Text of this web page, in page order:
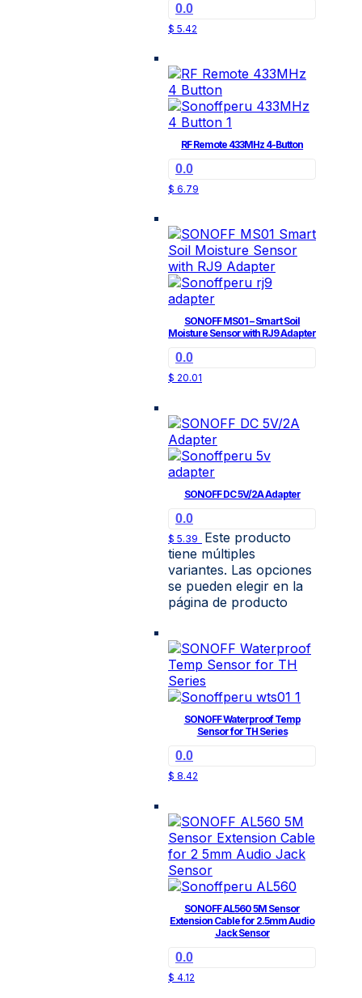
0.0
$ 5.42
RF Remote 433MHz 4-Button
0.0
$ 6.79
SONOFF MS01 – Smart Soil
Moisture Sensor with RJ9 Adapter
0.0
$ 20.01
SONOFF DC 5V/2A Adapter
0.0
$ 5.39
Este producto
tiene múltiples
variantes. Las opciones
se pueden elegir en la
página de producto
SONOFF Waterproof Temp
Sensor for TH Series
0.0
$ 8.42
SONOFF AL560 5M Sensor
Extension Cable for 2.5mm Audio
Jack Sensor
0.0
$ 4.12